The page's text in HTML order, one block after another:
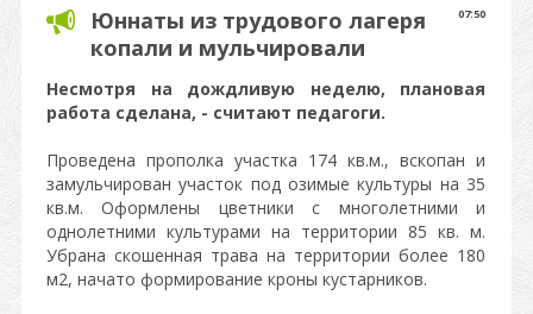
07:50
Юннаты из трудового лагеря
копали и мульчировали
Несмотря на дождливую неделю, плановая
работа сделана, - считают педагоги.
Проведена прополка участка 174 кв.м., вскопан и
замульчирован участок под озимые культуры на 35
кв.м. Оформлены цветники с многолетними и
однолетними культурами на территории 85 кв. м.
Убрана скошенная трава на территории более 180
м2, начато формирование кроны кустарников.